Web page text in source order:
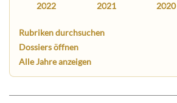
2022 2021 2020
Rubriken durchsuchen
Dossiers öffnen
Alle Jahre anzeigen